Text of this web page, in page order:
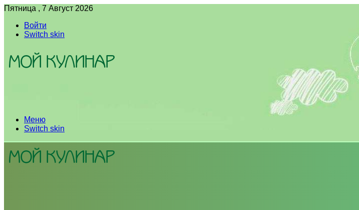
Пятница , 7 Август 2026
Войти
Switch skin
Меню
Switch skin